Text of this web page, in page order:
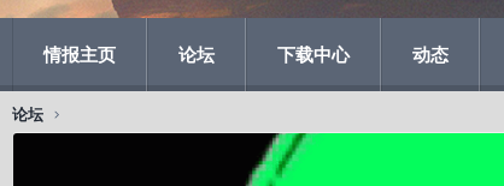
情报主页 论坛 下载中心 动态
论坛